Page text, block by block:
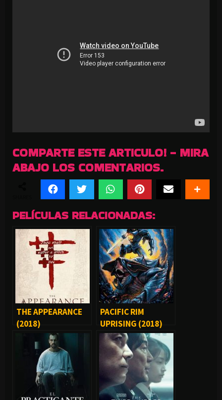
COMPARTE ESTE ARTICULO! - MIRA
ABAJO LOS COMENTARIOS.
PELÍCULAS RELACIONADAS:
THE APPEARANCE
(2018)
PACIFIC RIM
UPRISING (2018)